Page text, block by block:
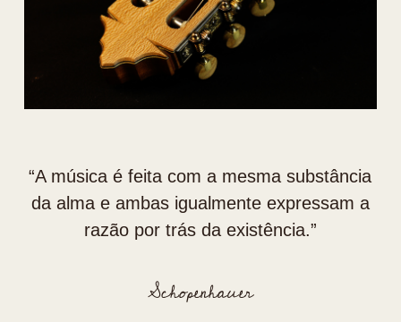
“⁠A música é feita com a mesma substância
da alma e ambas igualmente expressam a
razão por trás da existência.”
Schopenhauer